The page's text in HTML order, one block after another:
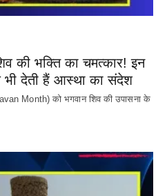
की भक्ति का चमत्कार! इन
भी देती हैं आस्था का संदेश
Month) को भगवान शिव की उपासना के